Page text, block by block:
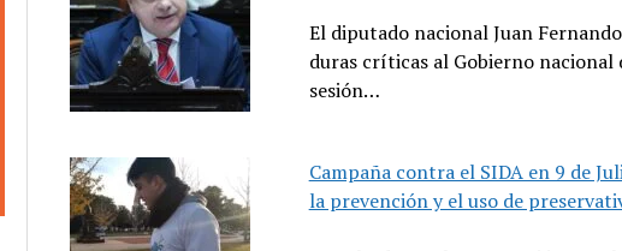
El diputado nacional Juan
duras críticas al Gobierno nacional
sesión…
Campaña contra el SIDA en 9 de
la prevención y el uso de